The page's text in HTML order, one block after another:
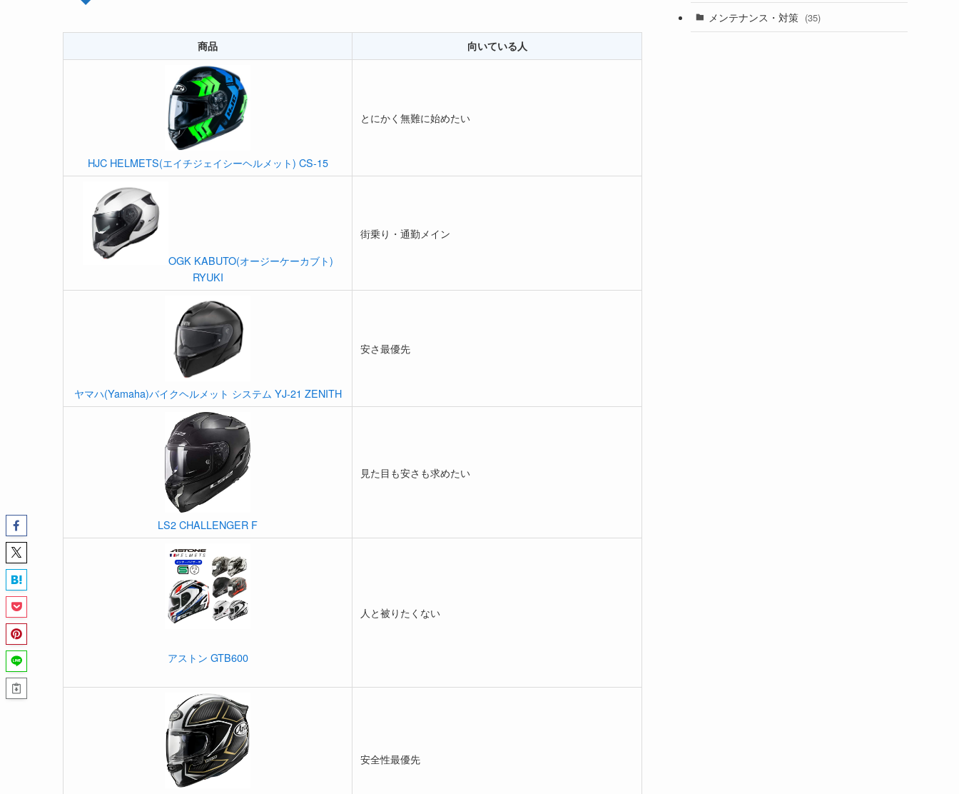
商品 向いている人
HJC HELMETS(エイチジェイシーヘルメット) CS-15
とにかく無難に始めたい
OGK KABUTO(オージーケーカブト)
RYUKI
街乗り・通勤メイン
ヤマハ(Yamaha)バイクヘルメット システム YJ-21 ZENITH
安さ最優先
LS2 CHALLENGER F
見た目も安さも求めたい
アストン GTB600
人と被りたくない
安全性最優先
メンテナンス・対策 (35)